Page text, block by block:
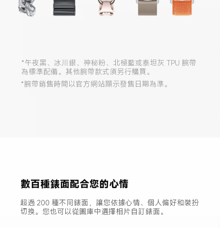
*午夜黑、冰川銀、神秘粉、北極藍或泰坦灰 TPU 腕帶
為標準配備。其他腕帶款式須另行購買。
*腕帶銷售時間以官方網站顯示發售日期為準。
數百種錶面配合您的心情
超過 200 種不同錶面，讓您依據心情、個人偏好和裝扮
切換。您也可以從圖庫中選擇相片自訂錶面。